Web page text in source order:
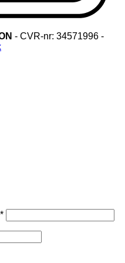
- CVR-nr: 34571996 -
*Påkrævet